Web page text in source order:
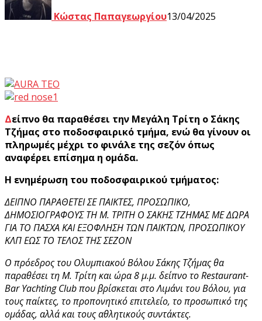
Κώστας Παπαγεωργίου13/04/2025
Δείπνο θα παραθέσει την Μεγάλη Τρίτη ο Σάκης
Τζήμας στο ποδοσφαιρικό τμήμα, ενώ θα γίνουν οι
πληρωμές μέχρι το φινάλε της σεζόν όπως
αναφέρει επίσημα η ομάδα.
Η ενημέρωση του ποδοσφαιρικού τμήματος:
ΔΕΙΠΝΟ ΠΑΡΑΘΕΤΕΙ ΣΕ ΠΑΙΚΤΕΣ, ΠΡΟΣΩΠΙΚΟ,
ΔΗΜΟΣΙΟΓΡΑΦΟΥΣ ΤΗ Μ. ΤΡΙΤΗ Ο ΣΑΚΗΣ ΤΖΗΜΑΣ ΜΕ ΔΩΡΑ
ΓΙΑ ΤΟ ΠΑΣΧΑ ΚΑΙ ΕΞΟΦΛΗΣΗ ΤΩΝ ΠΑΙΚΤΩΝ, ΠΡΟΣΩΠΙΚΟΥ
ΚΛΠ ΕΩΣ ΤΟ ΤΕΛΟΣ ΤΗΣ ΣΕΖΟΝ
Ο πρόεδρος του Ολυμπιακού Βόλου Σάκης Τζήμας θα
παραθέσει τη Μ. Τρίτη και ώρα 8 μ.μ. δείπνο το Restaurant-
Bar Yachting Club που βρίσκεται στο Λιμάνι του Βόλου, για
τους παίκτες, το προπονητικό επιτελείο, το προσωπικό της
ομάδας, αλλά και τους αθλητικούς συντάκτες.